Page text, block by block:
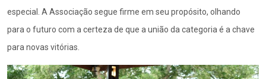
especial. A Associação segue firme em seu propósito, olhando
para o futuro com a certeza de que a união da categoria é a chave
para novas vitórias.